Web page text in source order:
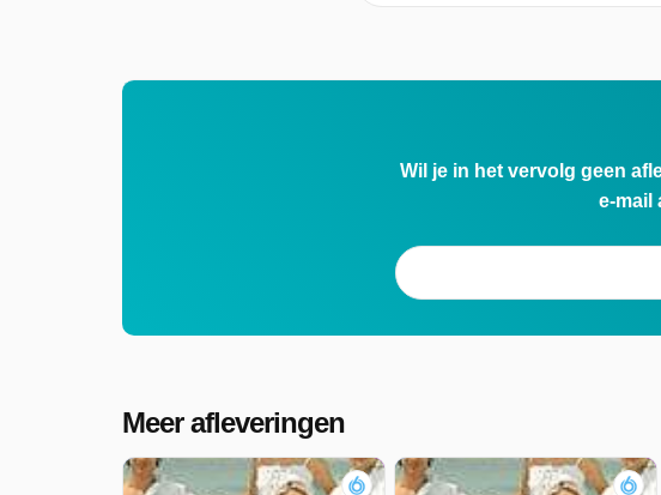
Wil je in het vervolg geen
e-mail
Meer afleveringen